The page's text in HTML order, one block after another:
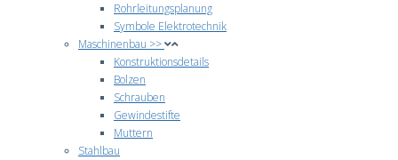
Rohrleitungsplanung
Symbole Elektrotechnik
Maschinenbau >>
Konstruktionsdetails
Bolzen
Schrauben
Gewindestifte
Muttern
Stahlbau